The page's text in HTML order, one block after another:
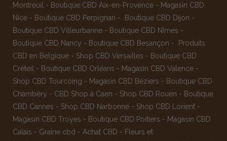
Montreuil - Boutique CBD Aix-en-Provence - Magasin CBD
Nice - Boutique CBD Perpignan - Boutique CBD Dijon -
Boutique CBD Villeurbanne - Boutique CBD Nîmes -
Boutique CBD Nancy - Boutique CBD Besançon -
Produits
CBD en Belgique - Shop CBD Versailles - Boutique CBD
Créteil - Boutique CBD Orléans - Magasin CBD Valence -
Shop CBD Tourcoing - Magasin CBD Béziers - Boutique CBD
Chambéry - CBD Shop à Caen - Shop CBD Rouen - Boutique
CBD Cannes - Shop CBD Narbonne - Shop CBD Lorient -
Magasin CBD Troyes - Boutique CBD Poitiers - Magasin CBD
Calais - Graine cbd - Achat CBD - Fleurs et